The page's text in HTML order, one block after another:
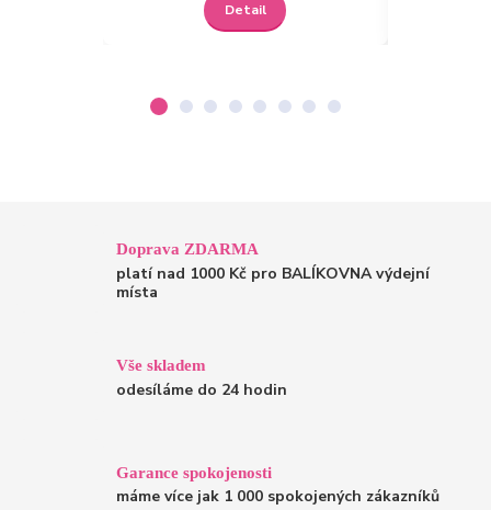
Detail
Doprava ZDARMA
platí nad 1000 Kč pro BALÍKOVNA výdejní
místa
Vše skladem
odesíláme do 24 hodin
Garance spokojenosti
máme více jak 1 000 spokojených zákazníků